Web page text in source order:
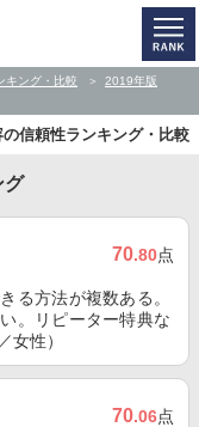
キング・比較
2019年版
の信頼性ランキング・比較
グ
70.80点
る方法が複数ある。
。リピーター特典な
女性）
70.06点